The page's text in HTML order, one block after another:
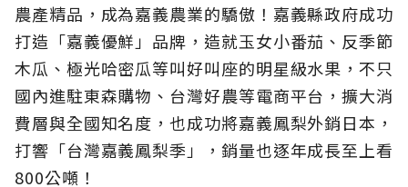
農產精品，成為嘉義農業的驕傲！嘉義縣政府成功
打造「嘉義優鮮」品牌，造就玉女小番茄、反季節
木瓜、極光哈密瓜等叫好叫座的明星級水果，不只
國內進駐東森購物、台灣好農等電商平台，擴大消
費層與全國知名度，也成功將嘉義鳳梨外銷日本，
打響「台灣嘉義鳳梨季」，銷量也逐年成長至上看
800公噸！